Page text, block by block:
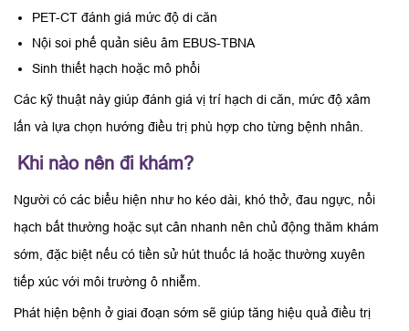
PET-CT đánh giá mức độ di căn
Nội soi phế quản siêu âm EBUS-TBNA
Sinh thiết hạch hoặc mô phổi
Các kỹ thuật này giúp đánh giá vị trí hạch di căn, mức độ xâm
lấn và lựa chọn hướng điều trị phù hợp cho từng bệnh nhân.
Khi nào nên đi khám?
Người có các biểu hiện như ho kéo dài, khó thở, đau ngực, nổi
hạch bất thường hoặc sụt cân nhanh nên chủ động thăm khám
sớm, đặc biệt nếu có tiền sử hút thuốc lá hoặc thường xuyên
tiếp xúc với môi trường ô nhiễm.
Phát hiện bệnh ở giai đoạn sớm sẽ giúp tăng hiệu quả điều trị